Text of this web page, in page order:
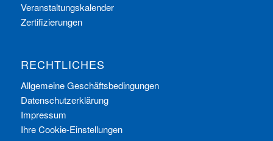
Veranstaltungskalender
Zertifizierungen
RECHTLICHES
Allgemeine Geschäftsbedingungen
Datenschutzerklärung
Impressum
Ihre Cookie-Einstellungen